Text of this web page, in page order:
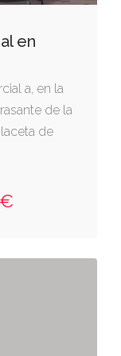
en
a, en la
de la
de
el
y
a las